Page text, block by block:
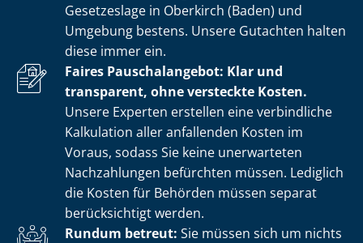
Gesetzeslage in Oberkirch (Baden) und
Umgebung bestens. Unsere Gutachten halten
diese immer ein.
Faires Pauschalangebot: Klar und
transparent, ohne versteckte Kosten.
Unsere Experten erstellen eine verbindliche
Kalkulation aller anfallenden Kosten im
Voraus, sodass Sie keine unerwarteten
Nachzahlungen befürchten müssen. Lediglich
die Kosten für Behörden müssen separat
berücksichtigt werden.
Rundum betreut: Sie müssen sich um nichts